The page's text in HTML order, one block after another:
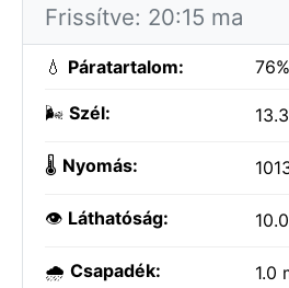
Frissítve: 20:15 ma
💧 Páratartalom: 76%
🌬️ Szél:
🌡️ Nyomás:
👁️ Láthatóság:
🌧️ Csapadék: 1.0